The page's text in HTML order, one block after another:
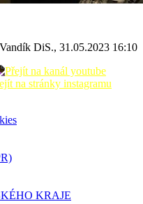
DiS., 31.05.2023 16:10
KRAJE